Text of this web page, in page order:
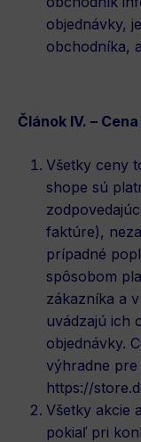
objednávky,
obchodníka,
Článok IV. –
Všetky ceny
shope sú
faktúre),
prípadné
spôsobom
zákazníka a
uvádzajú ich
objednávky.
výhradne
https://
Všetky akcie
pokiaľ pri